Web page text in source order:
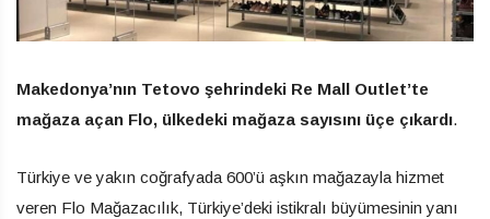
Makedonya’nın Tetovo şehrindeki Re Mall Outlet’te
mağaza açan Flo, ülkedeki mağaza sayısını üçe çıkardı.
Türkiye ve yakın coğrafyada 600’ü aşkın mağazayla hizmet
veren Flo Mağazacılık, Türkiye’deki istikralı büyümesinin yanı